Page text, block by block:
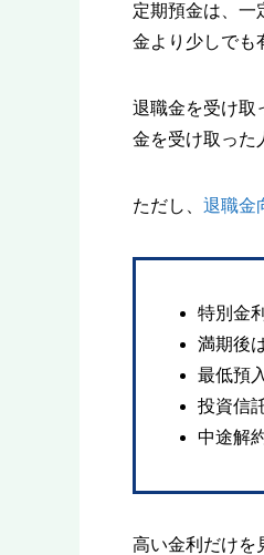
定期預金は、一
金より少しでも
退職金を受け取
金を受け取った
ただし、 退職金
特別金
満期後
最低預
投資信
中途解
高い金利だけを